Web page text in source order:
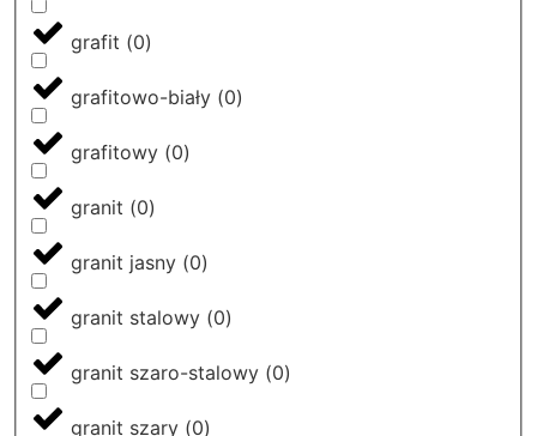
grafit (0)
grafitowo-biały (0)
grafitowy (0)
granit (0)
granit jasny (0)
granit stalowy (0)
granit szaro-stalowy (0)
granit szary (0)